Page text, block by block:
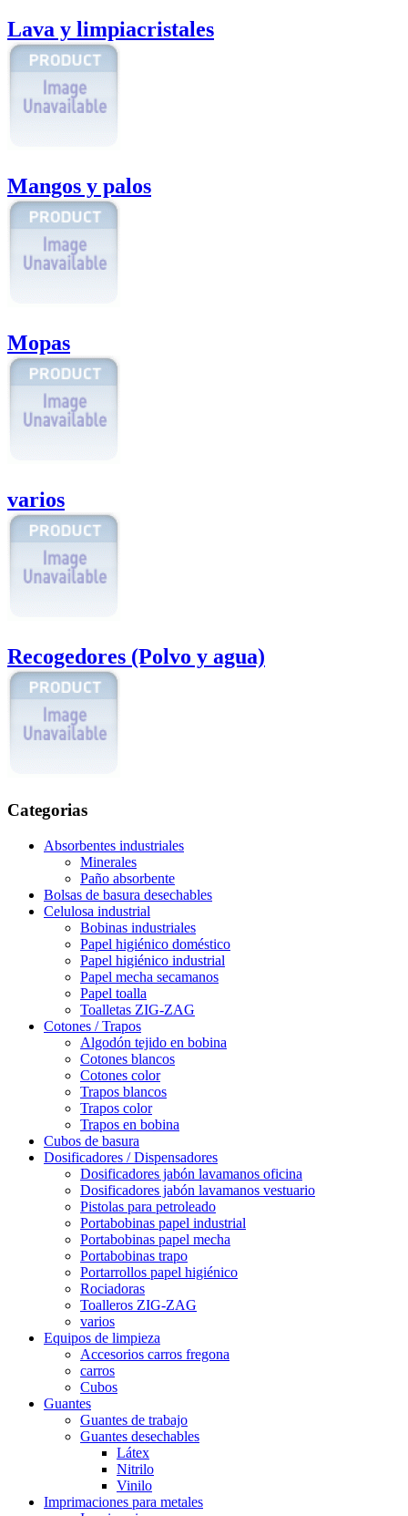
Lava y limpiacristales
Mangos y palos
Mopas
varios
Recogedores (Polvo y agua)
Categorias
Absorbentes industriales
Minerales
Paño absorbente
Bolsas de basura desechables
Celulosa industrial
Bobinas industriales
Papel higiénico doméstico
Papel higiénico industrial
Papel mecha secamanos
Papel toalla
Toalletas ZIG-ZAG
Cotones / Trapos
Algodón tejido en bobina
Cotones blancos
Cotones color
Trapos blancos
Trapos color
Trapos en bobina
Cubos de basura
Dosificadores / Dispensadores
Dosificadores jabón lavamanos oficina
Dosificadores jabón lavamanos vestuario
Pistolas para petroleado
Portabobinas papel industrial
Portabobinas papel mecha
Portabobinas trapo
Portarrollos papel higiénico
Rociadoras
Toalleros ZIG-ZAG
varios
Equipos de limpieza
Accesorios carros fregona
carros
Cubos
Guantes
Guantes de trabajo
Guantes desechables
Látex
Nitrilo
Vinilo
Imprimaciones para metales